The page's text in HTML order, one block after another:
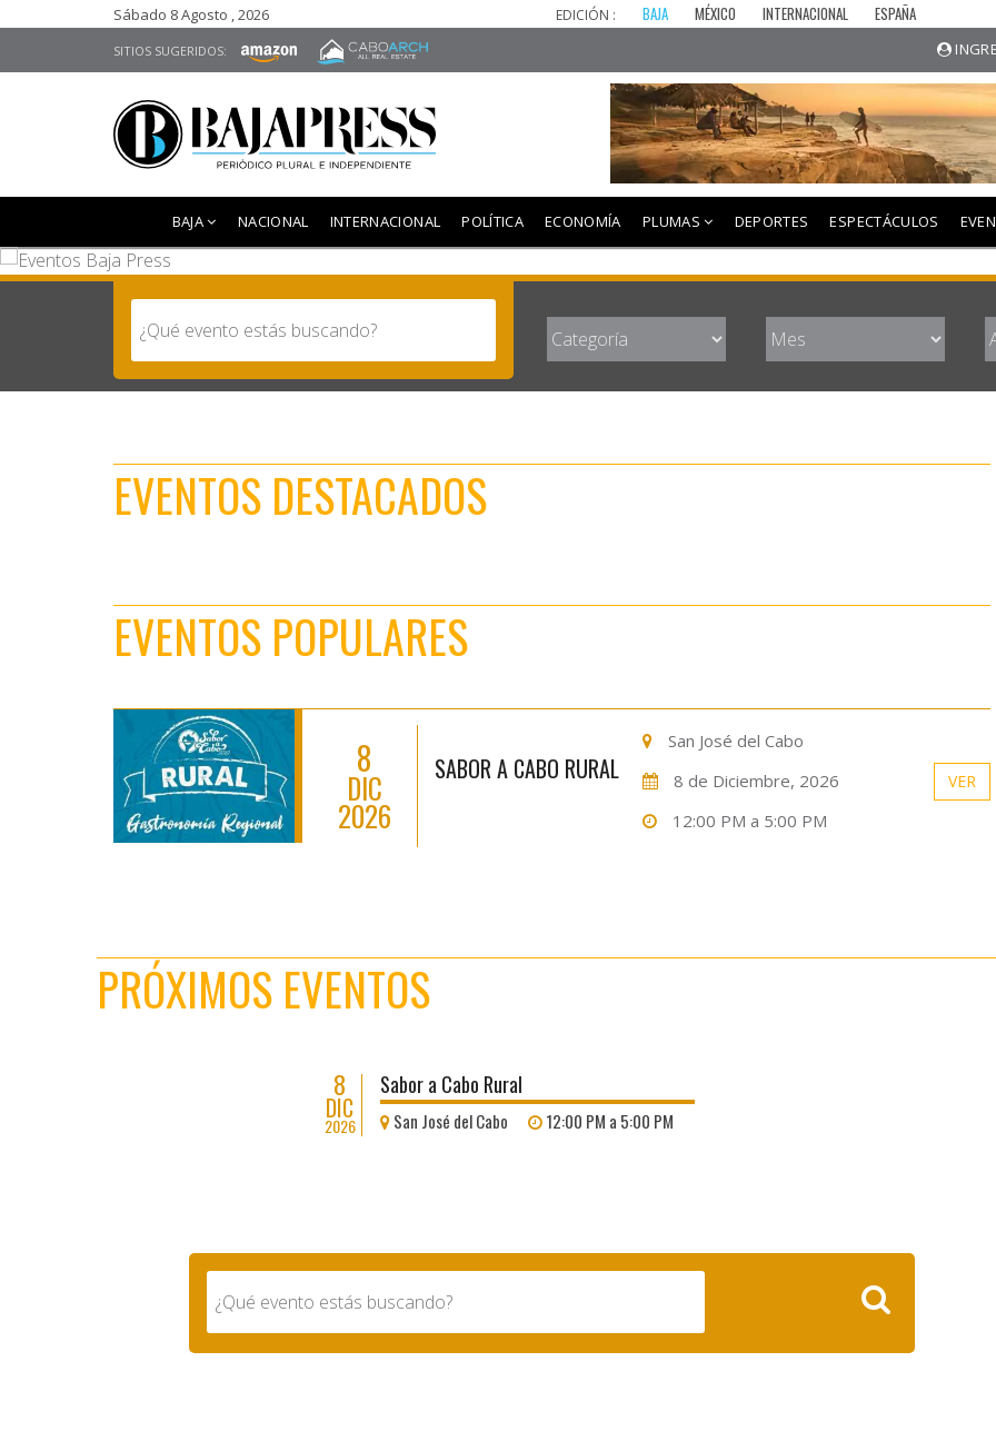
Sábado 8 Agosto , 2026 EDICIÓN : BAJA MÉXICO INTERNACIONAL ESPAÑA
SITIOS SUGERIDOS:
BAJA NACIONAL INTERNACIONAL POLÍTICA ECONOMÍA PLUMAS DEPORTES ESPECTÁCULOS
EVENTOS DESTACADOS
EVENTOS POPULARES
8
DIC
2026
SABOR A CABO RURAL
San José del Cabo
8 de Diciembre, 2026
12:00 PM a 5:00 PM
VER
PRÓXIMOS EVENTOS
8
DIC
2026
Sabor a Cabo Rural
San José del Cabo 12:00 PM a 5:00 PM